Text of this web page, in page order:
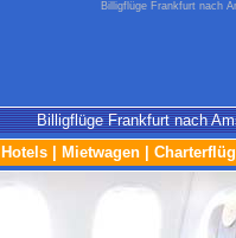
Billigflüge Frankfurt nach
Billigflüge Frankfurt nach
Hotels Mietwagen